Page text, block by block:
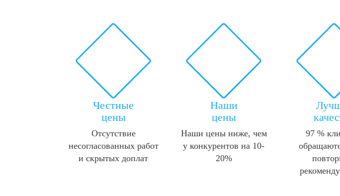
Честные
цены
Отсутствие
несогласованных работ
и скрытых доплат
Наши
цены
Наши цены ниже, чем
у конкурентов на 10-
20%
97 %